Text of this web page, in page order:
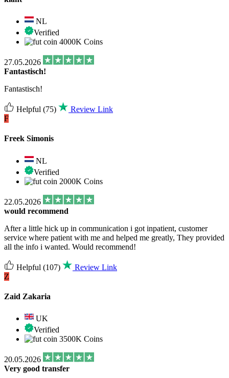
NL
Verified
4000K Coins
27.05.2026
Fantastisch!
Fantastisch!
Helpful (75)
Review Link
F
Freek Simonis
NL
Verified
2000K Coins
22.05.2026
would recommend
After a little hick up in communication i got inpatient, customer
service where patient with me and helped me greatly, They provided
all the info i wanted. Would recommend!
Helpful (107)
Review Link
Z
Zaid Zakaria
UK
Verified
3500K Coins
20.05.2026
Very good transfer